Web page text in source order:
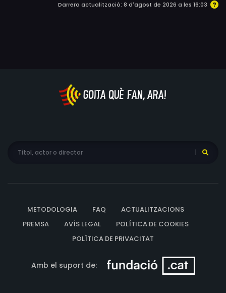
Darrera actualització: 8 d'agost de 2026 a les 16:03
METODOLOGIA FAQ
ACTUALITZACIONS
PREMSA
AVÍS LEGAL
POLÍTICA DE COOKIES
POLÍTICA DE PRIVACITAT
Amb el suport de: